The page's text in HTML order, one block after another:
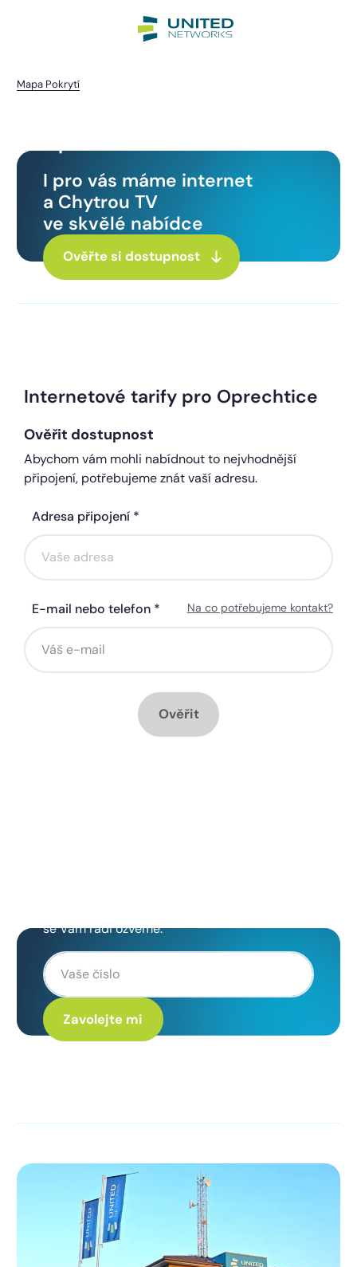
Mapa Pokrytí
I pro vás máme internet
a Chytrou TV
ve skvělé nabídce
Ověřte si dostupnost
Internetové tarify pro Oprechtice
Ověřit dostupnost
Abychom vám mohli nabídnout to nejvhodnější
připojení, potřebujeme znát vaší adresu.
Adresa připojení *
E-mail nebo telefon * Na co potřebujeme kontakt?
Ověřit
se Vám rádi ozveme.